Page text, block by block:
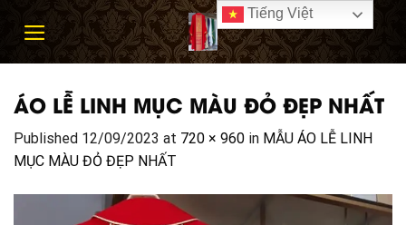
ÁO LỄ LINH MỤC MÀU ĐỎ ĐẸP NHẤT
Published 12/09/2023 at 720 × 960 in MẪU ÁO LỄ LINH
MỤC MÀU ĐỎ ĐẸP NHẤT
Tiếng Việt